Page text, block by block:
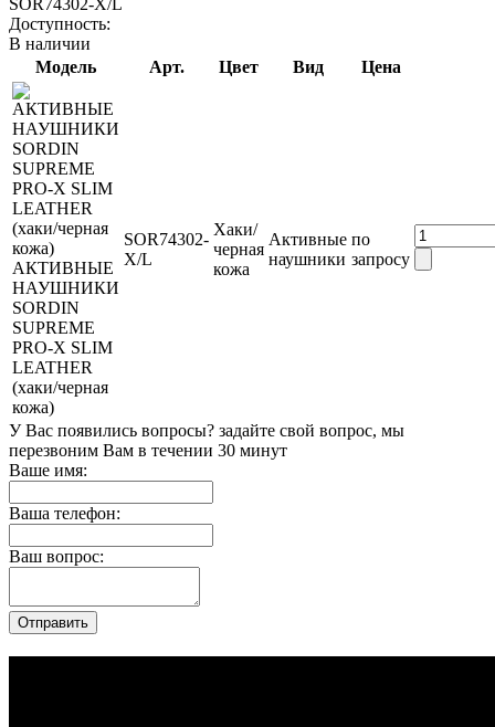
SOR74302-X/L
Доступность:
В наличии
Модель
Арт. Цвет Вид Цена
АКТИВНЫЕ
НАУШНИКИ
SORDIN
SUPREME
PRO-X SLIM
LEATHER
(хаки/черная
кожа)
SOR74302-
X/L
Хаки/
черная
кожа
Активные
наушники
по
запросу
У Вас появились вопросы? задайте свой вопрос, мы
перезвоним Вам в течении 30 минут
Ваше имя:
Ваша телефон:
Ваш вопрос: